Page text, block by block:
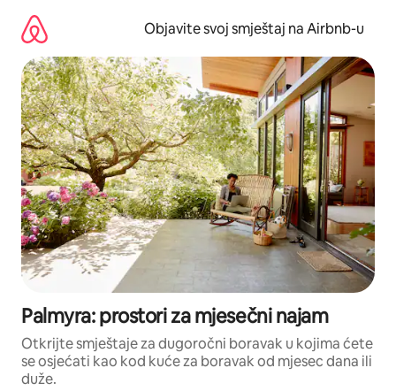
sadržaj
Objavite svoj smještaj na Airbnb-u
Palmyra: prostori za mjesečni najam
Otkrijte smještaje za dugoročni boravak u kojima ćete
se osjećati kao kod kuće za boravak od mjesec dana ili
duže.